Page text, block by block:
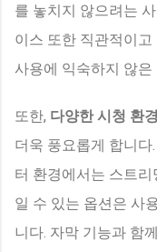
를 놓치지 않으려는
이스 또한 직관적이
사용에 익숙하지 않
또한, 다양한 시청 환
더욱 풍요롭게 합니
터 환경에서는 스트
일 수 있는 옵션은 사
니다. 자막 기능과 함